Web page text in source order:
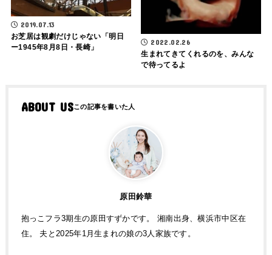
2019.07.13
お芝居は観劇だけじゃない「明日
ー1945年8月8日・長崎」
2022.02.26
生まれてきてくれるのを、みんな
で待ってるよ
ABOUT US
原田鈴華
抱っこフラ3期生の原田すずかです。 湘南出身、横浜市中区在
住。 夫と2025年1月生まれの娘の3人家族です。